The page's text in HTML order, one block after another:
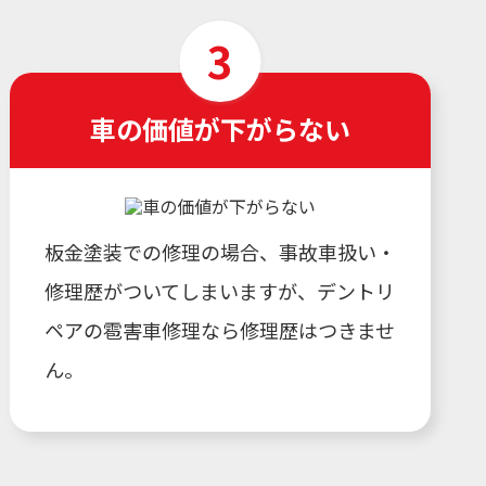
車の価値が下がらない
板金塗装での修理の場合、事故車扱い・
修理歴がついてしまいますが、デントリ
ペアの雹害車修理なら修理歴はつきませ
ん。